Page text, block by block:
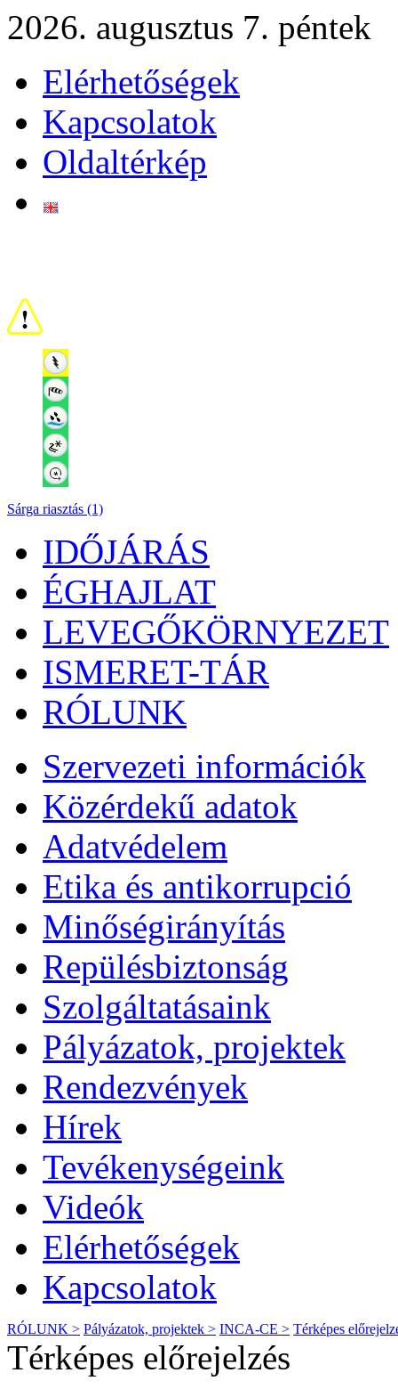
2026. augusztus 7. péntek
Elérhetőségek
Kapcsolatok
Oldaltérkép
Sárga riasztás (1)
IDŐJÁRÁS
ÉGHAJLAT
LEVEGŐKÖRNYEZET
ISMERET-TÁR
RÓLUNK
Szervezeti információk
Közérdekű adatok
Adatvédelem
Etika és antikorrupció
Minőségirányítás
Repülésbiztonság
Szolgáltatásaink
Pályázatok, projektek
Rendezvények
Hírek
Tevékenységeink
Videók
Elérhetőségek
Kapcsolatok
RÓLUNK > Pályázatok, projektek > INCA-CE > Térképes
Térképes előrejelzés